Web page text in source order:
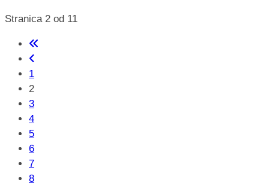
Stranica 2 od 11
1
2
3
4
5
6
7
8